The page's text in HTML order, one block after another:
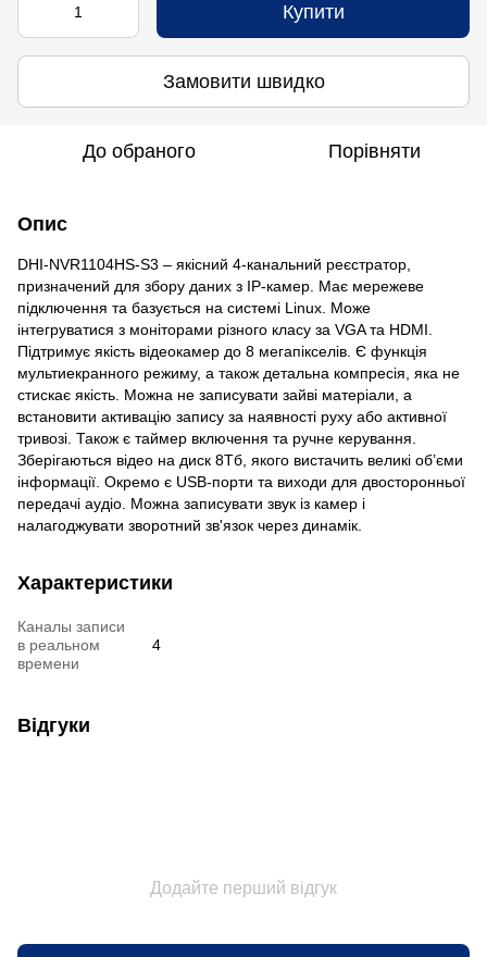
Купити
Замовити швидко
До обраного Порівняти
Опис
DHI-NVR1104HS-S3 – якісний 4-канальний реєстратор,
призначений для збору даних з IP-камер. Має мережеве
підключення та базується на системі Linux. Може
інтегруватися з моніторами різного класу за VGA та HDMI.
Підтримує якість відеокамер до 8 мегапікселів. Є функція
мультиекранного режиму, а також детальна компресія, яка не
стискає якість. Можна не записувати зайві матеріали, а
встановити активацію запису за наявності руху або активної
тривозі. Також є таймер включення та ручне керування.
Зберігаються відео на диск 8Тб, якого вистачить великі об’єми
інформації. Окремо є USB-порти та виходи для двосторонньої
передачі аудіо. Можна записувати звук із камер і
налагоджувати зворотний зв'язок через динамік.
Характеристики
Каналы записи
в реальном
времени
4
Відгуки
Додайте перший відгук